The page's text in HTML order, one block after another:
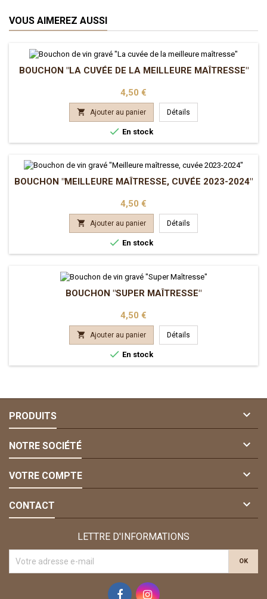
VOUS AIMEREZ AUSSI
BOUCHON "LA CUVÉE DE LA MEILLEURE MAÎTRESSE"
Prix
4,50 €
 Ajouter au panier Détails
 En stock
BOUCHON "MEILLEURE MAÎTRESSE, CUVÉE 2023-2024"
Prix
4,50 €
 Ajouter au panier Détails
 En stock
BOUCHON "SUPER MAÎTRESSE"
Prix
4,50 €
 Ajouter au panier Détails
 En stock
PRODUITS 
NOTRE SOCIÉTÉ 
VOTRE COMPTE 
CONTACT 
LETTRE D'INFORMATIONS